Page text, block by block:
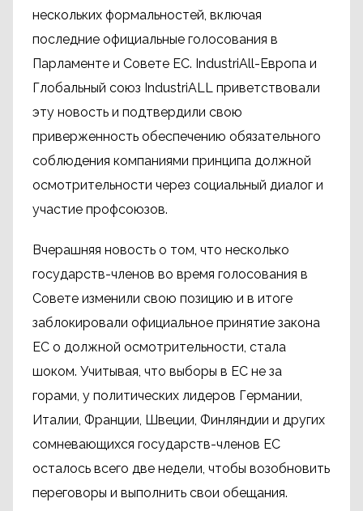
нескольких формальностей, включая
последние официальные голосования в
Парламенте и Совете ЕС. IndustriAll-Европа и
Глобальный союз IndustriALL приветствовали
эту новость и подтвердили свою
приверженность обеспечению обязательного
соблюдения компаниями принципа должной
осмотрительности через социальный диалог и
участие профсоюзов.
Вчерашняя новость о том, что несколько
государств-членов во время голосования в
Совете изменили свою позицию и в итоге
заблокировали официальное принятие закона
ЕС о должной осмотрительности, стала
шоком. Учитывая, что выборы в ЕС не за
горами, у политических лидеров Германии,
Италии, Франции, Швеции, Финляндии и других
сомневающихся государств-членов ЕС
осталось всего две недели, чтобы возобновить
переговоры и выполнить свои обещания.